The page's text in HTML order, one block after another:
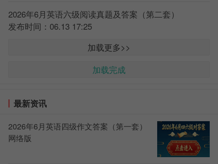
7、2025年12月
笔试准考证打印从12月5日9：00开始，考生需自行
登录报名网站下载并打印。口语考试准考证从11月18日
2026年6月英语六级阅读真题及答案（第二套）
发布时间：06.13 17:25
加载更多>>
加载完成
最新资讯
2026年6月英语四级作文答案（第一套）
网络版